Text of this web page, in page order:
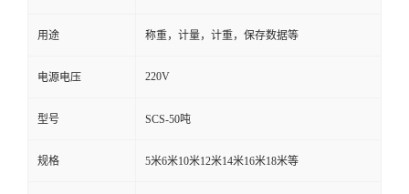
用途 称重，计量，计重，保存数据等
电源电压 220V
型号 SCS-50吨
规格 5米6米10米12米14米16米18米等